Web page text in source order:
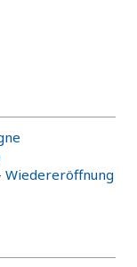
Wiedereröffnung